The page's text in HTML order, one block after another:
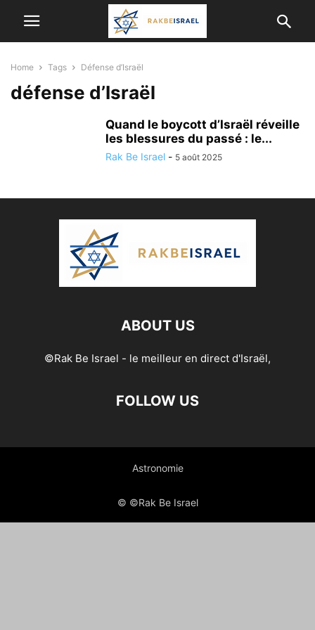
Home Tags Défense d’Israël
défense d’Israël
Quand le boycott d’Israël réveille
les blessures du passé : le...
Rak Be Israel - 5 août 2025
ABOUT US
©Rak Be Israel - le meilleur en direct d'Israël,
FOLLOW US
Astronomie
© ©Rak Be Israel